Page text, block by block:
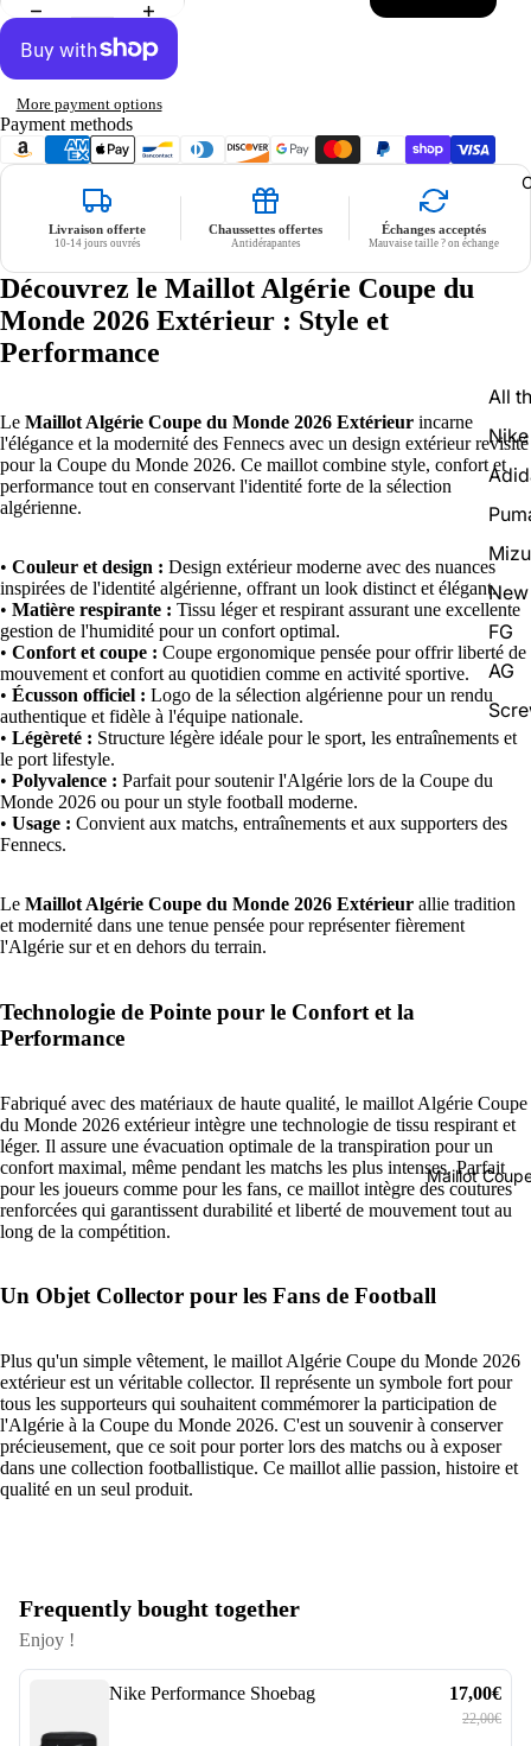
All
Nike
FG
AG
Maillot
More payment options
Payment methods
Livraison offerte
10-14 jours ouvrés
Chaussettes offertes
Antidérapantes
Échanges acceptés
Mauvaise taille ? on échange
Découvrez le Maillot Algérie Coupe du
Monde 2026 Extérieur : Style et
Performance
Le Maillot Algérie Coupe du Monde 2026 Extérieur incarne
l'élégance et la modernité des Fennecs avec un design extérieur revisité
pour la Coupe du Monde 2026. Ce maillot combine style, confort et
performance tout en conservant l'identité forte de la sélection
algérienne.
• Couleur et design : Design extérieur moderne avec des nuances
inspirées de l'identité algérienne, offrant un look distinct et élégant.
• Matière respirante : Tissu léger et respirant assurant une excellente
gestion de l'humidité pour un confort optimal.
• Confort et coupe : Coupe ergonomique pensée pour offrir liberté de
mouvement et confort au quotidien comme en activité sportive.
• Écusson officiel : Logo de la sélection algérienne pour un rendu
authentique et fidèle à l'équipe nationale.
• Légèreté : Structure légère idéale pour le sport, les entraînements et
le port lifestyle.
• Polyvalence : Parfait pour soutenir l'Algérie lors de la Coupe du
Monde 2026 ou pour un style football moderne.
• Usage : Convient aux matchs, entraînements et aux supporters des
Fennecs.
Le Maillot Algérie Coupe du Monde 2026 Extérieur allie tradition
et modernité dans une tenue pensée pour représenter fièrement
l'Algérie sur et en dehors du terrain.
Technologie de Pointe pour le Confort et la
Performance
Fabriqué avec des matériaux de haute qualité, le maillot Algérie Coupe
du Monde 2026 extérieur intègre une technologie de tissu respirant et
léger. Il assure une évacuation optimale de la transpiration pour un
confort maximal, même pendant les matchs les plus intenses. Parfait
pour les joueurs comme pour les fans, ce maillot intègre des coutures
renforcées qui garantissent durabilité et liberté de mouvement tout au
long de la compétition.
Un Objet Collector pour les Fans de Football
Plus qu'un simple vêtement, le maillot Algérie Coupe du Monde 2026
extérieur est un véritable collector. Il représente un symbole fort pour
tous les supporteurs qui souhaitent commémorer la participation de
l'Algérie à la Coupe du Monde 2026. C'est un souvenir à conserver
précieusement, que ce soit pour porter lors des matchs ou à exposer
dans une collection footballistique. Ce maillot allie passion, histoire et
qualité en un seul produit.
Frequently bought together
Enjoy !
Nike Performance Shoebag 17,00€
22,00€